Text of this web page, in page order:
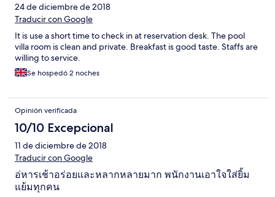
24 de diciembre de 2018
Traducir con Google
It is use a short time to check in at reservation desk. The pool
villa room is clean and private. Breakfast is good taste. Staffs are
willing to service.
Se hospedó 2 noches
Opinión verificada
10/10 Excepcional
11 de diciembre de 2018
Traducir con Google
อ่หารเช้าอร่อยและหลากหลายมาก พนักงานเอาใจใส่ยิ้ม
แย้มทุกคน